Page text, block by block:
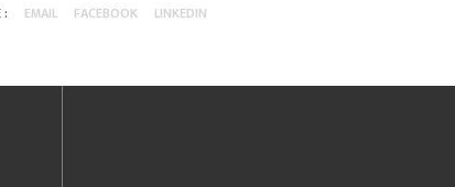
: EMAIL FACEBOOK LINKEDIN